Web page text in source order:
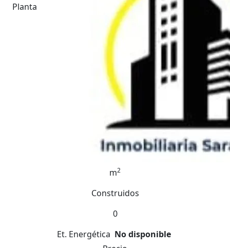
Planta
m2
Construidos
0
Et. Energética No disponible